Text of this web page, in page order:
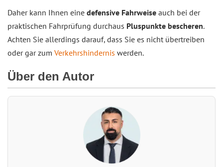
Daher kann Ihnen eine defensive Fahrweise auch bei der
praktischen Fahrprüfung durchaus Pluspunkte bescheren.
Achten Sie allerdings darauf, dass Sie es nicht übertreiben
oder gar zum Verkehrshindernis werden.
Über den Autor